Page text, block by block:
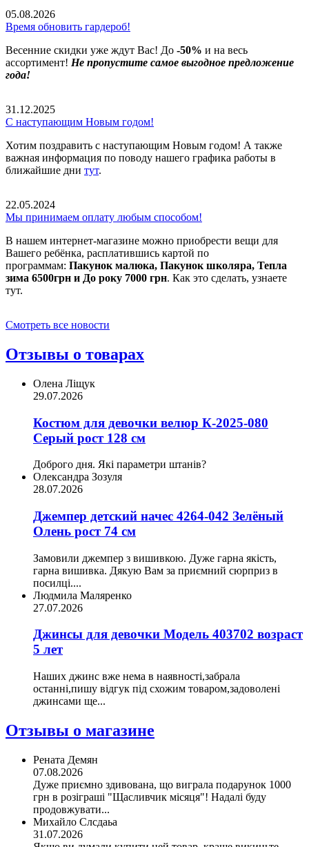
05.08.2026
Время обновить гардероб!
Весенние скидки уже ждут Вас! До -50% и на весь
ассортимент! Не пропустите самое выгодное предложение
года!
31.12.2025
С наступающим Новым годом!
Хотим поздравить с наступающим Новым годом! А также
важная информация по поводу нашего графика работы в
ближайшие дни тут.
22.05.2024
Мы принимаем оплату любым способом!
В нашем интернет-магазине можно приобрести вещи для
Вашего ребёнка, расплатившись картой по
программам: Пакунок малюка, Пакунок школяра, Тепла
зима 6500грн и До року 7000 грн. Как это сделать, узнаете
тут.
Смотреть все новости
Отзывы о товарах
Олена Ліщук
29.07.2026
Костюм для девочки велюр К-2025-080
Серый рост 128 см
Доброго дня. Які параметри штанів?
Олександра Зозуля
28.07.2026
Джемпер детский начес 4264-042 Зелёный
Олень рост 74 см
Замовили джемпер з вишивкою. Дуже гарна якість,
гарна вишивка. Дякую Вам за приємний сюрприз в
посилці....
Людмила Маляренко
27.07.2026
Джинсы для девочки Модель 403702 возраст
5 лет
Наших джинс вже нема в наявності,забрала
останні,пишу відгук під схожим товаром,задоволені
джинсами ще...
Отзывы о магазине
Рената Демян
07.08.2026
Дуже приємно здивована, що виграла подарунок 1000
грн в розіграші "Щасливчик місяця"! Надалі буду
продовжувати...
Михайло Слсдаьа
31.07.2026